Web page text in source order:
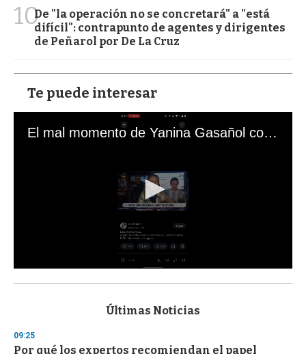
10De "la operación no se concretará" a "está
difícil": contrapunto de agentes y dirigentes
de Peñarol por De La Cruz
Te puede interesar
El mal momento de Yanina Gasañol con un hincha argentino en "Subrayado"
s
d
s
Últimas Noticias
09:25
Por qué los expertos recomiendan el papel